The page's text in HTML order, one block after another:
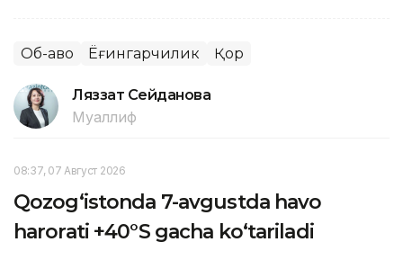
Об-ҳаво Ёғингарчилик Қор
Ляззат Сейданова
Муаллиф
08:37, 07 Август 2026
Qozog‘istonda 7-avgustda havo
harorati +40°S gacha ko‘tariladi